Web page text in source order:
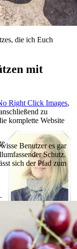
die ich Euch
mit
Right Click Images,
zu
komplette Website
Benutzer es gar
Schutz.
sich der Pfad zum